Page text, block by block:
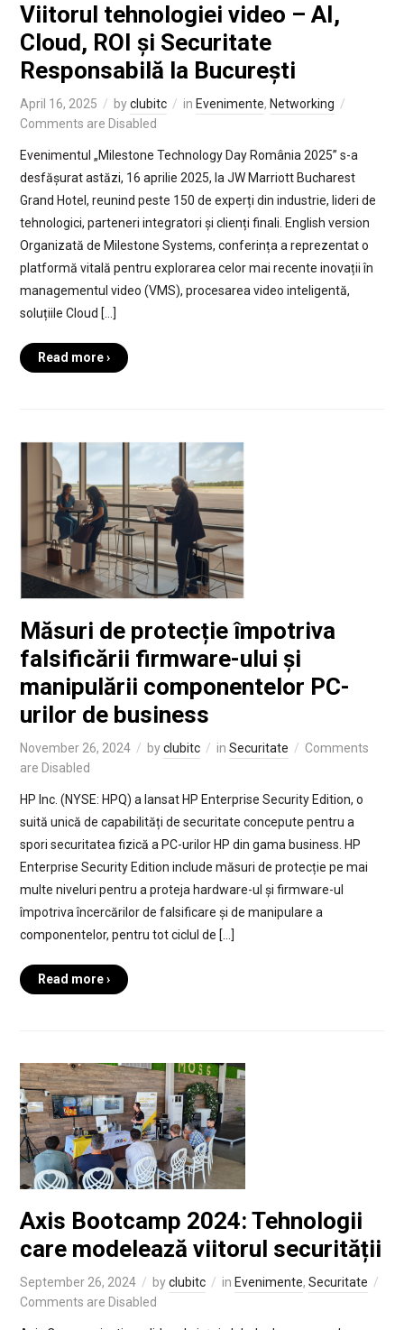
Viitorul tehnologiei video – AI,
Cloud, ROI și Securitate
Responsabilă la București
April 16, 2025 byclubitc in Evenimente, Networking
Comments are Disabled
Evenimentul „Milestone Technology Day România 2025” s-a
desfășurat astăzi, 16 aprilie 2025, la JW Marriott Bucharest
Grand Hotel, reunind peste 150 de experți din industrie, lideri de
tehnologici, parteneri integratori și clienți finali. English version
Organizată de Milestone Systems, conferința a reprezentat o
platformă vitală pentru explorarea celor mai recente inovații în
managementul video (VMS), procesarea video inteligentă,
soluțiile Cloud […]
Read more ›
Măsuri de protecție împotriva
falsificării firmware-ului și
manipulării componentelor PC-
urilor de business
November 26, 2024 byclubitc in Securitate
Comments
are Disabled
HP Inc. (NYSE: HPQ) a lansat HP Enterprise Security Edition, o
suită unică de capabilități de securitate concepute pentru a
spori securitatea fizică a PC-urilor HP din gama business. HP
Enterprise Security Edition include măsuri de protecție pe mai
multe niveluri pentru a proteja hardware-ul și firmware-ul
împotriva încercărilor de falsificare și de manipulare a
componentelor, pentru tot ciclul de […]
Read more ›
Axis Bootcamp 2024: Tehnologii
care modelează viitorul securității
September 26, 2024 byclubitc in Evenimente, Securitate
Comments are Disabled